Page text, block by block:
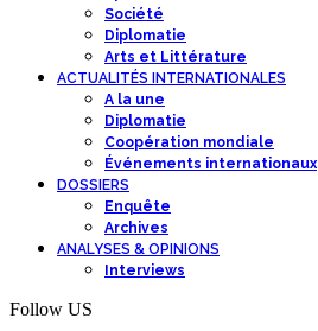
Société
Diplomatie
Arts et Littérature
ACTUALITÉS INTERNATIONALES
A la une
Diplomatie
Coopération mondiale
Événements internationaux
DOSSIERS
Enquête
Archives
ANALYSES & OPINIONS
Interviews
Follow US